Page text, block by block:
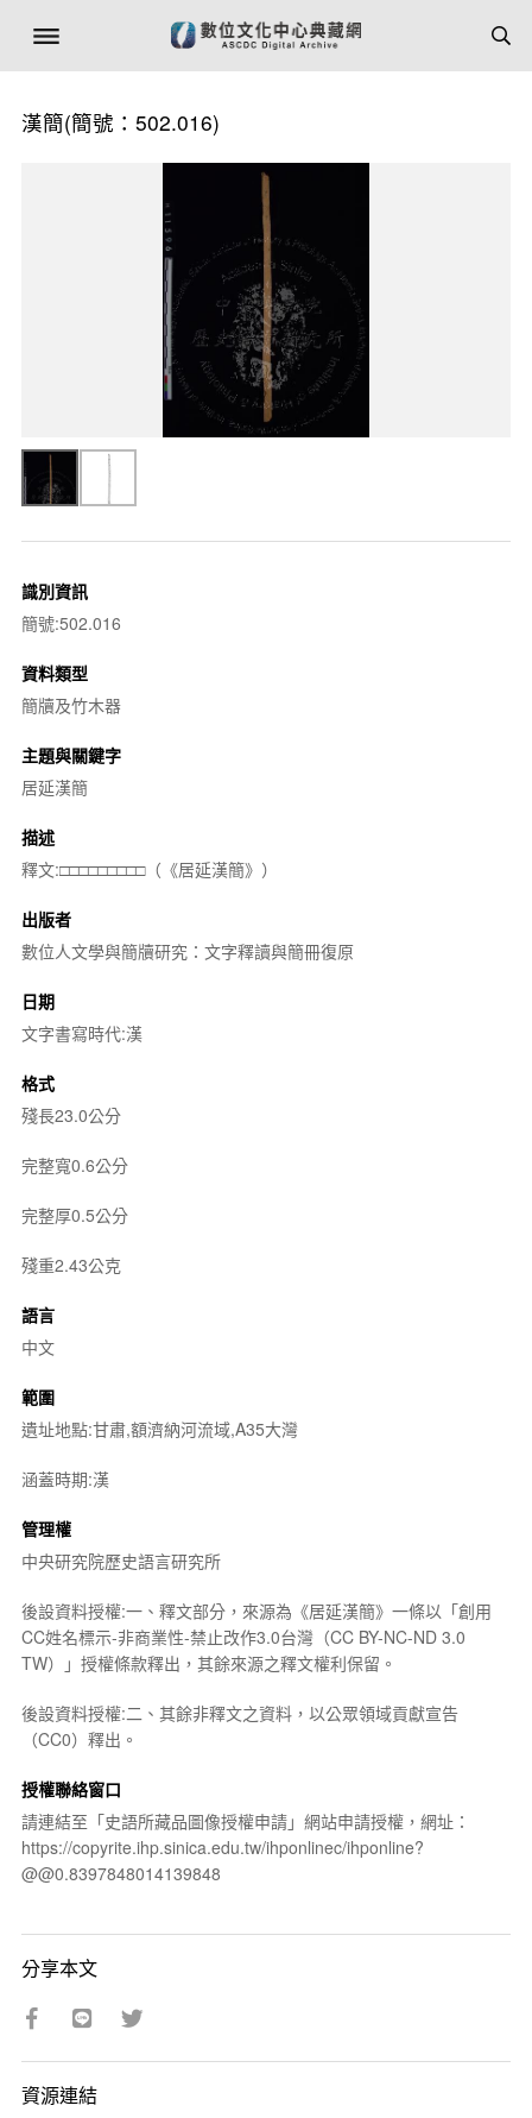
漢簡(簡號：502.016)
識別資訊
簡號:502.016
資料類型
簡牘及竹木器
主題與關鍵字
居延漢簡
描述
釋文:□□□□□□□□□（《居延漢簡》）
出版者
數位人文學與簡牘研究：文字釋讀與簡冊復原
日期
文字書寫時代:漢
格式
殘長23.0公分
完整寬0.6公分
完整厚0.5公分
殘重2.43公克
語言
中文
範圍
遺址地點:甘肅,額濟納河流域,A35大灣
涵蓋時期:漢
管理權
中央研究院歷史語言研究所
後設資料授權:一、釋文部分，來源為《居延漢簡》一條以「創用
CC姓名標示-非商業性-禁止改作3.0台灣（CC BY-NC-ND 3.0
TW）」授權條款釋出，其餘來源之釋文權利保留。
後設資料授權:二、其餘非釋文之資料，以公眾領域貢獻宣告
（CC0）釋出。
授權聯絡窗口
請連結至「史語所藏品圖像授權申請」網站申請授權，網址：
https://copyrite.ihp.sinica.edu.tw/ihponlinec/ihponline?
@@0.8397848014139848
分享本文
資源連結